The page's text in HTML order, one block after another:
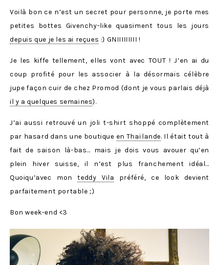
Voilà bon ce n’est un secret pour personne, je porte mes
petites bottes Givenchy-like quasiment tous les jours
depuis que je les ai reçues :) GNIIIIIIIII !
Je les kiffe tellement, elles vont avec TOUT ! J’en ai du
coup profité pour les associer à la désormais célèbre
jupe façon cuir de chez Promod (dont je vous parlais déjà
il y a quelques semaines).
J’ai aussi retrouvé un joli t-shirt shoppé complètement
par hasard dans une boutique en Thaïlande. Il était tout à
fait de saison là-bas… mais je dois vous avouer qu’en
plein hiver suisse, il n’est plus franchement idéal…
Quoiqu’avec monteddy Vila préféré, ce look devient
parfaitement portable ;)
Bon week-end <3